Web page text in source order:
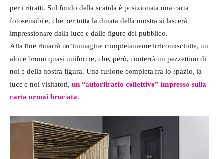
per i ritratti. Sul fondo della scatola è posizionata una carta
fotosensibile, che per tutta la durata della mostra si lascerà
impressionare dalla luce e dalle figure del pubblico.
Alla fine rimarrà un’immagine completamente irriconoscibile, un
alone bruno quasi uniforme, che, però, conterrà un pezzettino di
noi e della nostra figura. Una fusione completa fra lo spazio, la
luce e noi visitatori, un “autoritratto collettivo” impresso sulla
carta ormai bruciata.